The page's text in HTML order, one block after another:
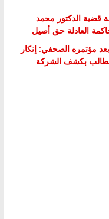
قضية الدكتور محمد
العادلة حق أصيل
مؤتمره الصحفي: إنكار
بكشف الشركة